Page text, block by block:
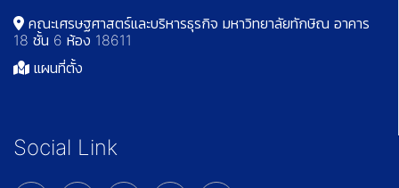
คณะเศรษฐศาสตร์และบริหารธุรกิจ มหาวิทยาลัยทักษิณ อาคาร
18 ชั้น 6 ห้อง 18611
แผนที่ตั้ง
Social Link